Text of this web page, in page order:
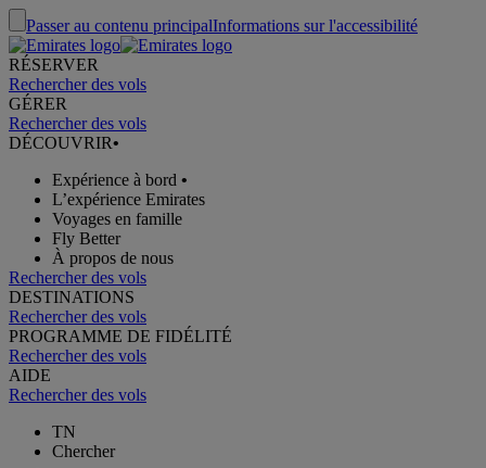
Passer au contenu principalInformations sur l'accessibilité
RÉSERVER
Rechercher des vols
GÉRER
Rechercher des vols
DÉCOUVRIR•
Expérience à bord •
L’expérience Emirates
Voyages en famille
Fly Better
À propos de nous
Rechercher des vols
DESTINATIONS
Rechercher des vols
PROGRAMME DE FIDÉLITÉ
Rechercher des vols
AIDE
Rechercher des vols
TN
Chercher